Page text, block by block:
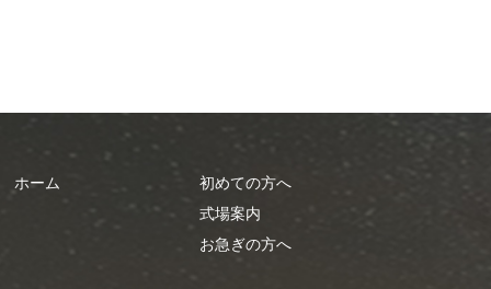
ホーム
初めての方へ
式場案内
お急ぎの方へ